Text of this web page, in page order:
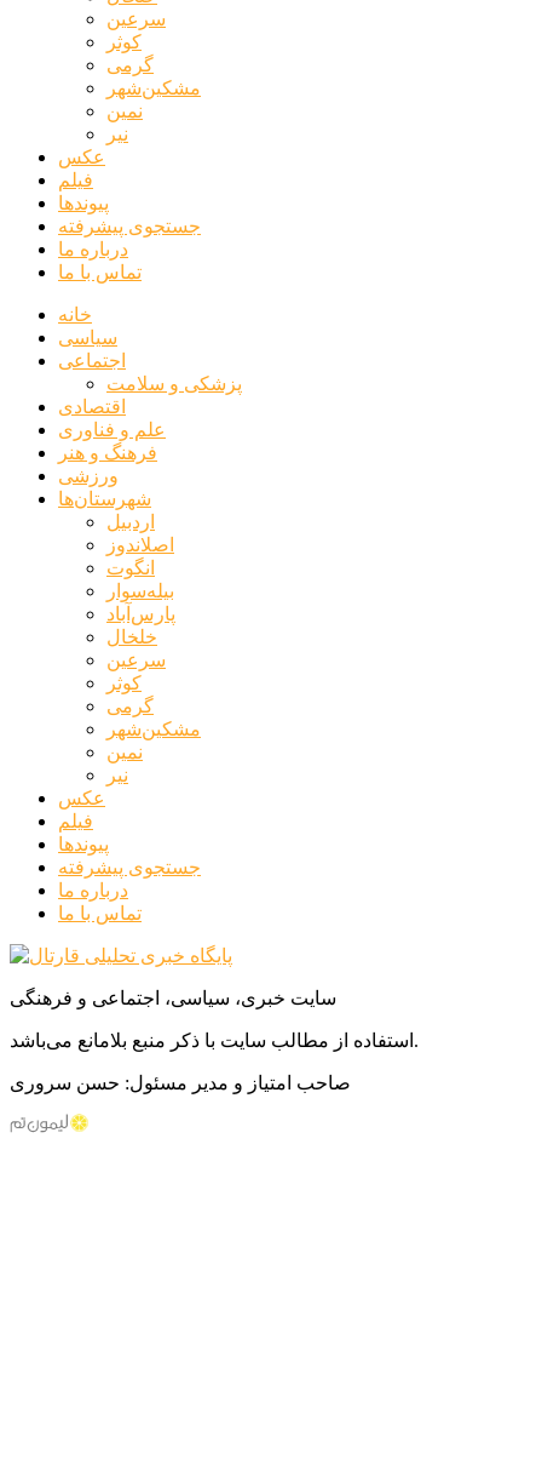
سرعین
کوثر
گرمی
مشکین‌شهر
نمین
نیر
عکس
فیلم
پیوندها
جستجوی پیشرفته
درباره ما
تماس با ما
خانه
سیاسی
اجتماعی
پزشکی و سلامت
اقتصادی
علم و فناوری
فرهنگ و هنر
ورزشی
شهرستان‌ها
اردبیل
اصلاندوز
انگوت
بیله‌سوار
پارس‌آباد
خلخال
سرعین
کوثر
گرمی
مشکین‌شهر
نمین
نیر
عکس
فیلم
پیوندها
جستجوی پیشرفته
درباره ما
تماس با ما
سایت خبری، سیاسی، اجتماعی و فرهنگی
استفاده از مطالب سایت با ذکر منبع بلامانع می‌باشد.
صاحب امتیاز و مدیر مسئول: حسن سروری